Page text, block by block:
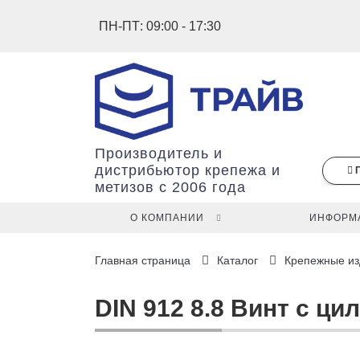
ПН-ПТ: 09:00 - 17:30
Производитель и
дистрибьютор крепежа и
метизов с 2006 года
О КОМПАНИИ
Главная страница Каталог Крепежные
DIN 912 8.8 Винт с